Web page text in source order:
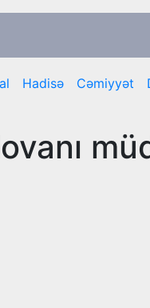
Hadisə Cəmiyyət